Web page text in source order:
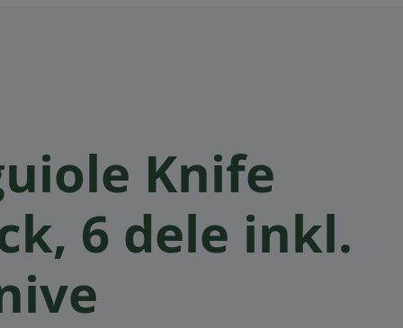
Knife
6 dele inkl.